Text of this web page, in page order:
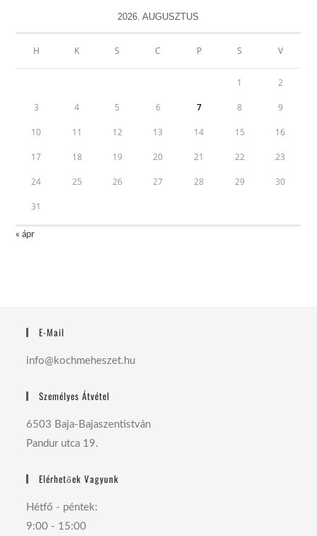
2026. AUGUSZTUS
H K S C P S V
1 2
3 4 5 6 7 8 9
10 11 12 13 14 15 16
17 18 19 20 21 22 23
24 25 26 27 28 29 30
31
« ápr
E-Mail
info@kochmeheszet.hu
Személyes Átvétel
6503 Baja-Bajaszentistván
Pandur utca 19.
Elérhetőek Vagyunk
Hétfő - péntek:
9:00 - 15:00